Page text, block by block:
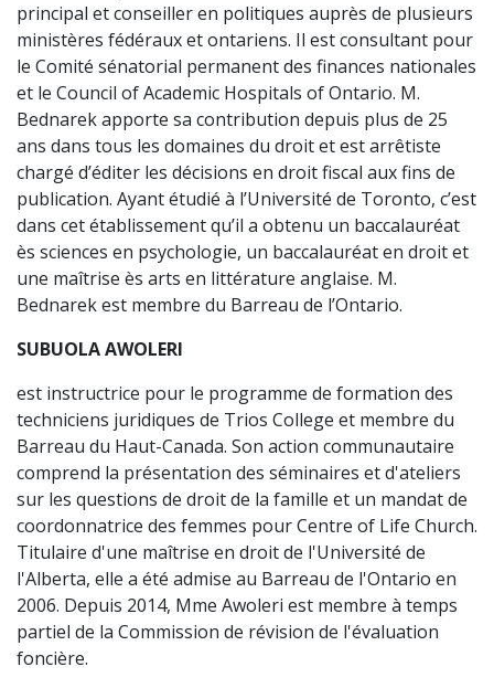
principal et conseiller en politiques auprès de plusieurs
ministères fédéraux et ontariens. Il est consultant pour
le Comité sénatorial permanent des finances nationales
et le Council of Academic Hospitals of Ontario. M.
Bednarek apporte sa contribution depuis plus de 25
ans dans tous les domaines du droit et est arrêtiste
chargé d’éditer les décisions en droit fiscal aux fins de
publication. Ayant étudié à l’Université de Toronto, c’est
dans cet établissement qu’il a obtenu un baccalauréat
ès sciences en psychologie, un baccalauréat en droit et
une maîtrise ès arts en littérature anglaise. M.
Bednarek est membre du Barreau de l’Ontario.
SUBUOLA AWOLERI
est instructrice pour le programme de formation des
techniciens juridiques de Trios College et membre du
Barreau du Haut-Canada. Son action communautaire
comprend la présentation des séminaires et d'ateliers
sur les questions de droit de la famille et un mandat de
coordonnatrice des femmes pour Centre of Life Church.
Titulaire d'une maîtrise en droit de l'Université de
l'Alberta, elle a été admise au Barreau de l'Ontario en
2006. Depuis 2014, Mme Awoleri est membre à temps
partiel de la Commission de révision de l'évaluation
foncière.